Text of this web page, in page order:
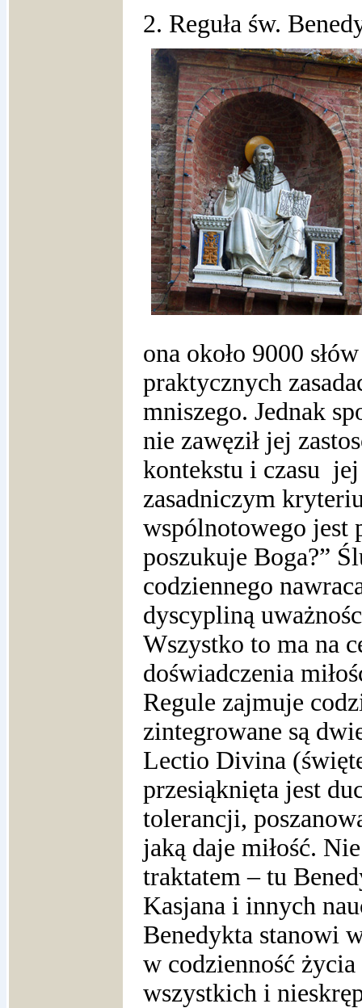
2. Reguła św.
ona około 9000
praktycznych
mniszego. Jednak
nie zawęził jej
kontekstu i czasu
zasadniczym
wspólnotowego jest
poszukuje Boga?”
codziennego
dyscypliną
Wszystko to ma na
doświadczenia
Regule zajmuje
zintegrowane są
Lectio Divina
przesiąknięta jest
tolerancji,
jaką daje miłość.
traktatem – tu
Kasjana i innych
Benedykta stanowi
w codzienność
wszystkich i